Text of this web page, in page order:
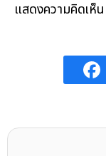
แสดงความคิดเห็น